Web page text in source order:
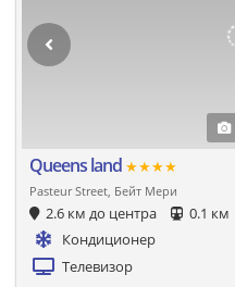
Queens land ★★★★
Pasteur Street, Бейт Мери
2.6 км до центра 0.1 км
Кондиционер
Телевизор